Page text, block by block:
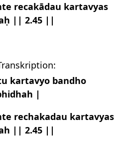
recakādau kartavyas
|| 2.45 ||
kartavyo bandho
|
rechakadau kartavyas
|| 2.45 ||